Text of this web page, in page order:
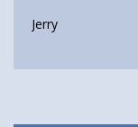
Jerry